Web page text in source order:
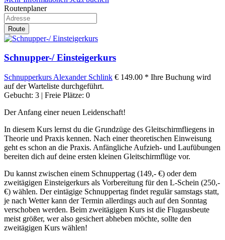
Routenplaner
Route
Schnupper-/ Einsteigerkurs
Schnupperkurs Alexander Schlink € 149.00 * Ihre Buchung wird
auf der Warteliste durchgeführt.
Gebucht: 3 | Freie Plätze: 0
Der Anfang einer neuen Leidenschaft!
In diesem Kurs lernst du die Grundzüge des Gleitschirmfliegens in
Theorie und Praxis kennen. Nach einer theoretischen Einweisung
geht es schon an die Praxis. Anfängliche Aufzieh- und Laufübungen
bereiten dich auf deine ersten kleinen Gleitschirmflüge vor.
Du kannst zwischen einem Schnuppertag (149,- €) oder dem
zweitägigen Einsteigerkurs als Vorbereitung für den L-Schein (250,-
€) wählen. Der eintägige Schnuppertag findet regulär samstags statt,
je nach Wetter kann der Termin allerdings auch auf den Sonntag
verschoben werden. Beim zweitägigen Kurs ist die Flugausbeute
meist größer, wer also gesichert abheben möchte, sollte den
zweitägigen Kurs wählen!